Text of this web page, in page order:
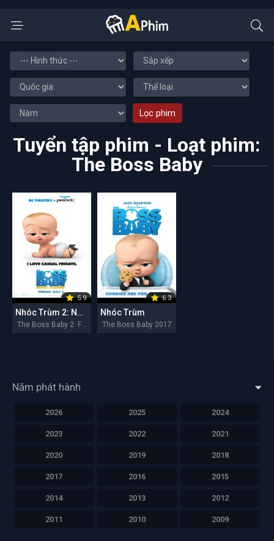
Lọc phim
Tuyển tập phim - Loạt phim:
The Boss Baby
5.9
Nhóc Trùm 2: Nối Nghiệp Gia Đình
The Boss Baby 2: Family Business 2021
6.3
Nhóc Trùm
The Boss Baby 2017
Năm phát hành
2026 2025 2024
2023 2022 2021
2020 2019 2018
2017 2016 2015
2014 2013 2012
2011 2010 2009